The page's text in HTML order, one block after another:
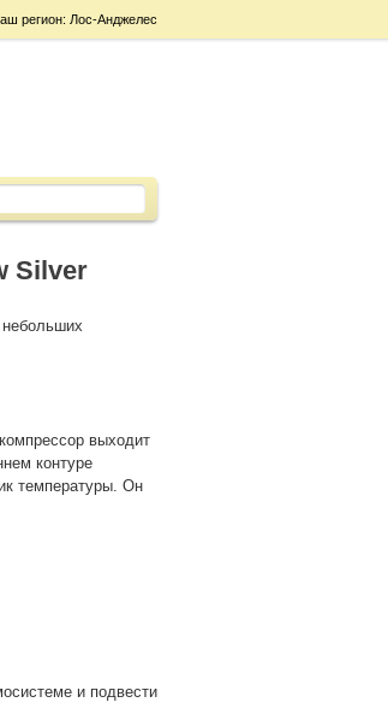
регион: Лос-Анджелес
Silver
выходит
контуре
температуры. Он
и подвести